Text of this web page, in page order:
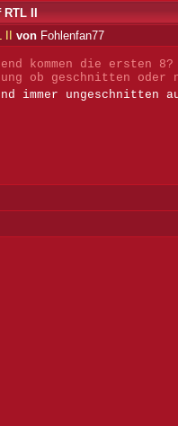
RTL II
von Fohlenfan77
kommen die ersten
ob geschnitten
immer ungeschnitten